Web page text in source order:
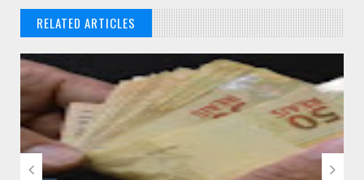
RELATED ARTICLES
// THATS WHAT YOU MIGHT BE LOOKING FOR
 